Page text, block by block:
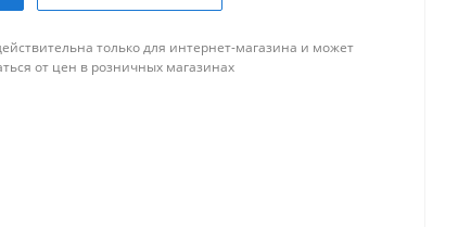
только для интернет-магазина и может
от цен в розничных магазинах